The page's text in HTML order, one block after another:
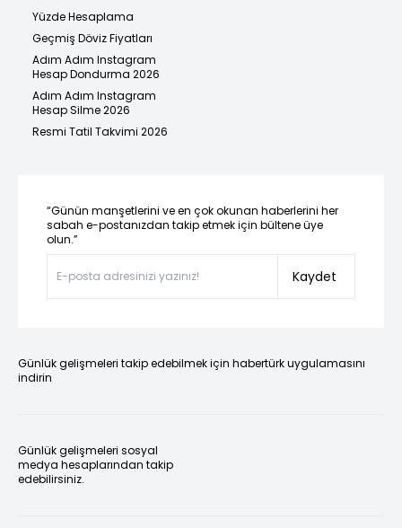
Yüzde Hesaplama
Geçmiş Döviz Fiyatları
Adım Adım Instagram
Hesap Dondurma 2026
Adım Adım Instagram
Hesap Silme 2026
Resmi Tatil Takvimi 2026
“Günün manşetlerini ve en çok okunan haberlerini her
sabah e-postanızdan takip etmek için bültene üye
olun.”
Kaydet
Günlük gelişmeleri takip edebilmek için habertürk uygulamasını
indirin
Günlük gelişmeleri sosyal
medya hesaplarından takip
edebilirsiniz.